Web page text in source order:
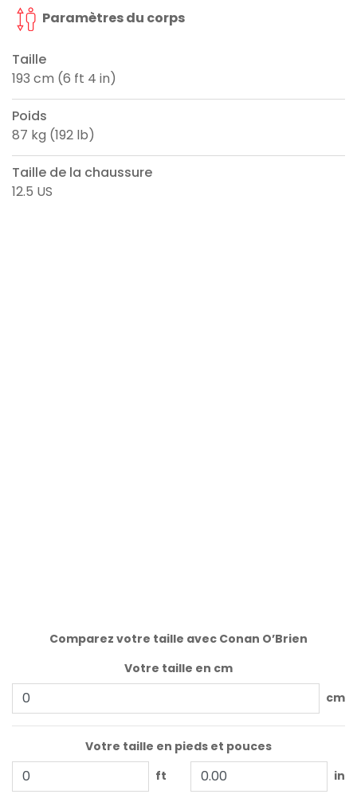
Paramètres du corps
Taille
193 cm (6 ft 4 in)
Poids
87 kg (192 lb)
Taille de la chaussure
12.5 US
Comparez votre taille avec Conan O’Brien
Votre taille en cm
cm
Votre taille en pieds et pouces
ft
in